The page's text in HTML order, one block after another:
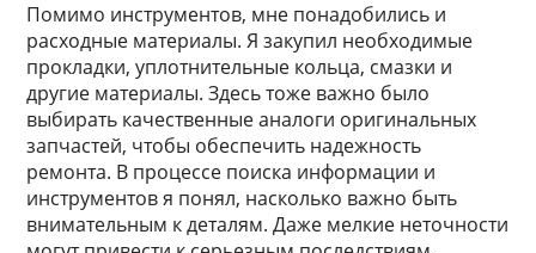
Помимо инструментов, мне понадобились и
расходные материалы. Я закупил необходимые
прокладки, уплотнительные кольца, смазки и
другие материалы. Здесь тоже важно было
выбирать качественные аналоги оригинальных
запчастей, чтобы обеспечить надежность
ремонта. В процессе поиска информации и
инструментов я понял, насколько важно быть
внимательным к деталям. Даже мелкие неточности